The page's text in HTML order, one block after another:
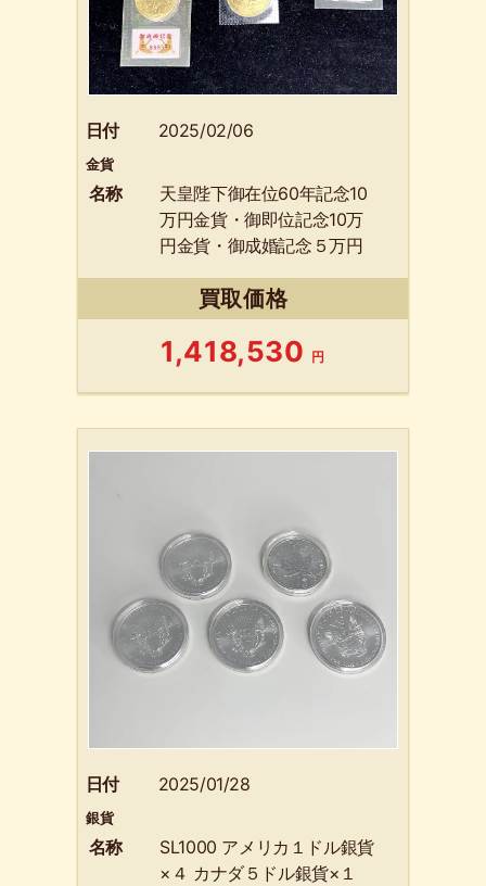
日付 2025/02/06
金貨
名称
天皇陛下御在位60年記念10
万円金貨・御即位記念10万
円金貨・御成婚記念５万円
買取価格
1,418,530 円
日付 2025/01/28
銀貨
名称
SL1000 アメリカ１ドル銀貨
×４ カナダ５ドル銀貨×１